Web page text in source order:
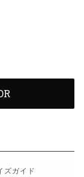
ズガイド